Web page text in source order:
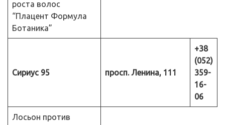
роста волос
“Плацент Формула
Ботаника”
Сириус 95 просп. Ленина, 111
+38
(052)
359-
16-
06
Лосьон против